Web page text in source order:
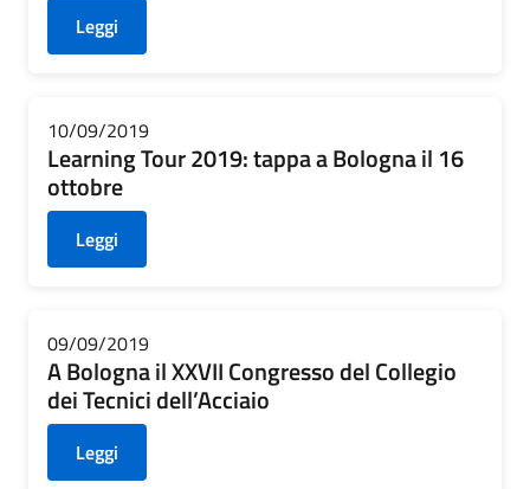
Leggi
10/09/2019
Learning Tour 2019: tappa a Bologna il 16
ottobre
Leggi
09/09/2019
A Bologna il XXVII Congresso del Collegio
dei Tecnici dell’Acciaio
Leggi